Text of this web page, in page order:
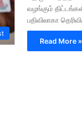
வழங்கும்
பதிவிலாகா
Read More »